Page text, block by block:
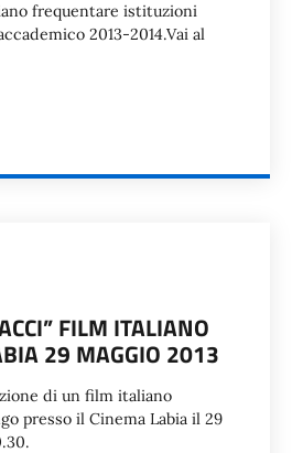
frequentare istituzioni
2013-2014.Vai al
FILM ITALIANO
29 MAGGIO 2013
di un film italiano
presso il Cinema Labia il 29